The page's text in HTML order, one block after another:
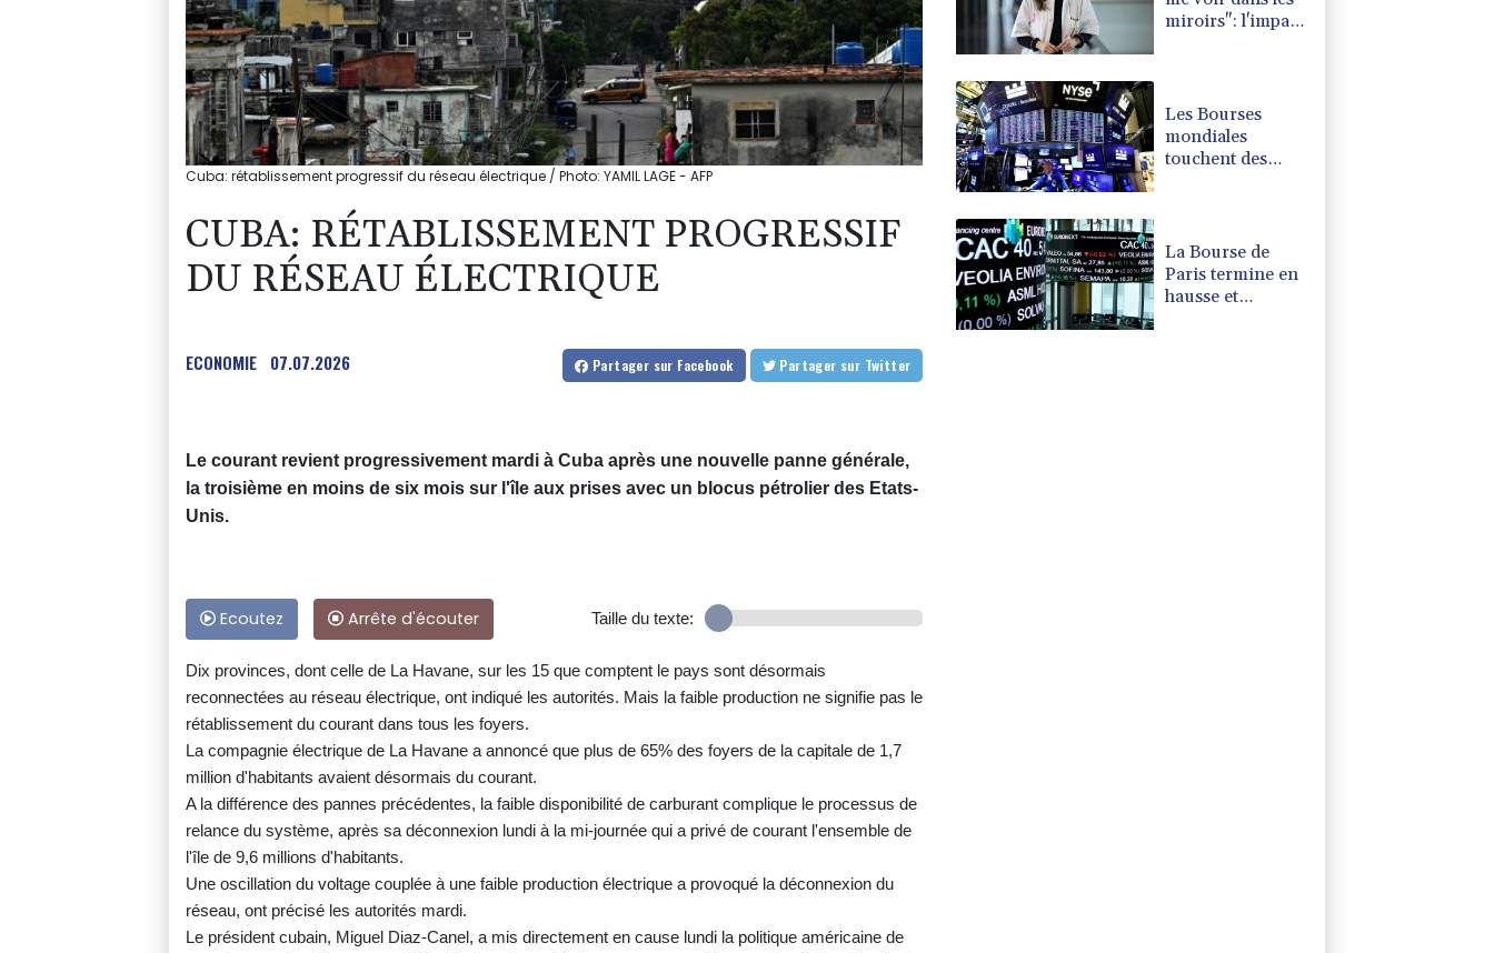
Cuba: rétablissement progressif du réseau électrique / Photo: YAMIL LAGE - AFP
CUBA: RÉTABLISSEMENT PROGRESSIF
DU RÉSEAU ÉLECTRIQUE
ECONOMIE 07.07.2026 Partager sur Facebook Partager sur Twitter
Le courant revient progressivement mardi à Cuba après une nouvelle panne générale,
la troisième en moins de six mois sur l'île aux prises avec un blocus pétrolier des Etats-
Unis.
Ecoutez Arrête d'écouter Taille du texte:
Dix provinces, dont celle de La Havane, sur les 15 que comptent le pays sont désormais
reconnectées au réseau électrique, ont indiqué les autorités. Mais la faible production ne signifie pas le
rétablissement du courant dans tous les foyers.
La compagnie électrique de La Havane a annoncé que plus de 65% des foyers de la capitale de 1,7
million d'habitants avaient désormais du courant.
A la différence des pannes précédentes, la faible disponibilité de carburant complique le processus de
relance du système, après sa déconnexion lundi à la mi-journée qui a privé de courant l'ensemble de
l'île de 9,6 millions d'habitants.
Une oscillation du voltage couplée à une faible production électrique a provoqué la déconnexion du
réseau, ont précisé les autorités mardi.
Le président cubain, Miguel Diaz-Canel, a mis directement en cause lundi la politique américaine de
miroirs": l'impact
Les Bourses
mondiales
touchent des
La Bourse de
Paris termine en
hausse et